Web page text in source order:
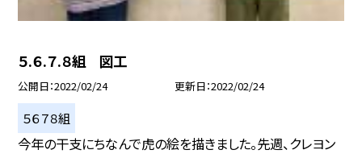
５.６.７.８組 図工
公開日 2022/02/24 更新日 2022/02/24
５６７８組
今年の干支にちなんで虎の絵を描きました。先週、クレヨン